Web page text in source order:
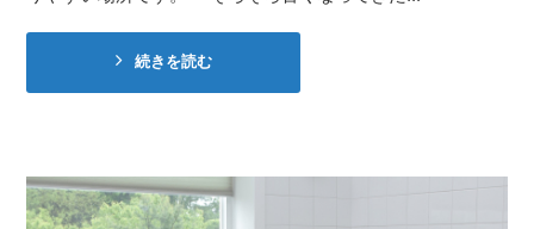
続きを読む